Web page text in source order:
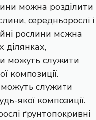
можна розділити
середньорослі і
рослини можна
ділянках,
можуть служити
композиції.
можуть служити
якої композиції.
ґрунтопокривні